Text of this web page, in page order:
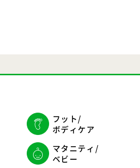
フット/
ボディケア
マタニティ/
ベビー